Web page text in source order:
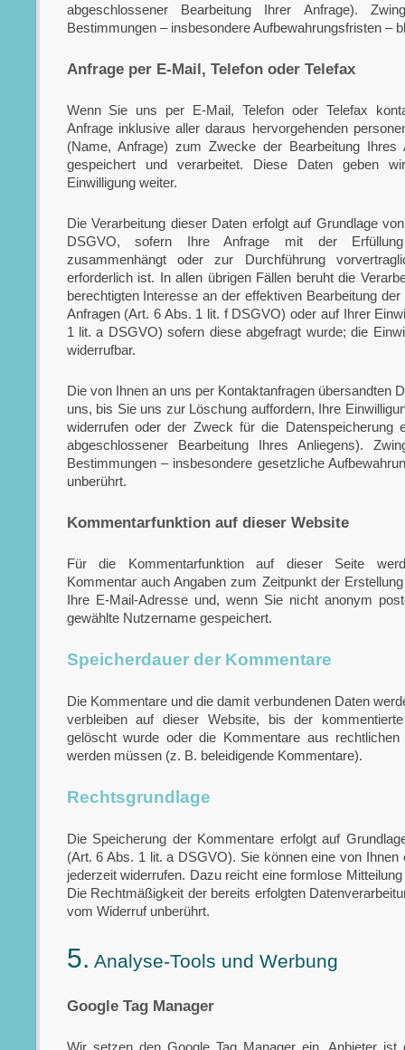
abgeschlossener Bearbeitung Ihrer Anfrage).
Bestimmungen – insbesondere Aufbewahrungsfristen –
Anfrage per E-Mail, Telefon oder Telefax
Wenn Sie uns per E-Mail, Telefon oder Telefax
Anfrage inklusive aller daraus hervorgehenden
(Name, Anfrage) zum Zwecke der Bearbeitung Ihres
gespeichert und verarbeitet. Diese Daten geben
Einwilligung weiter.
Die Verarbeitung dieser Daten erfolgt auf Grundlage
DSGVO, sofern Ihre Anfrage mit der
zusammenhängt oder zur Durchführung
erforderlich ist. In allen übrigen Fällen beruht die
berechtigten Interesse an der effektiven Bearbeitung
Anfragen (Art. 6 Abs. 1 lit. f DSGVO) oder auf Ihrer
1 lit. a DSGVO) sofern diese abgefragt wurde; die
widerrufbar.
Die von Ihnen an uns per Kontaktanfragen übersandten
uns, bis Sie uns zur Löschung auffordern, Ihre
widerrufen oder der Zweck für die Datenspeicherung
abgeschlossener Bearbeitung Ihres Anliegens).
Bestimmungen – insbesondere gesetzliche
unberührt.
Kommentar­funktion auf dieser Website
Für die Kommentarfunktion auf dieser Seite
Kommentar auch Angaben zum Zeitpunkt der
Ihre E-Mail-Adresse und, wenn Sie nicht anonym
gewählte Nutzername gespeichert.
Speicherdauer der Kommentare
Die Kommentare und die damit verbundenen Daten
verbleiben auf dieser Website, bis der
gelöscht wurde oder die Kommentare aus rechtlichen
werden müssen (z. B. beleidigende Kommentare).
Rechtsgrundlage
Die Speicherung der Kommentare erfolgt auf
(Art. 6 Abs. 1 lit. a DSGVO). Sie können eine von Ihnen
jederzeit widerrufen. Dazu reicht eine formlose
Die Rechtmäßigkeit der bereits erfolgten
vom Widerruf unberührt.
5. Analyse-Tools und Werbung
Google Tag Manager